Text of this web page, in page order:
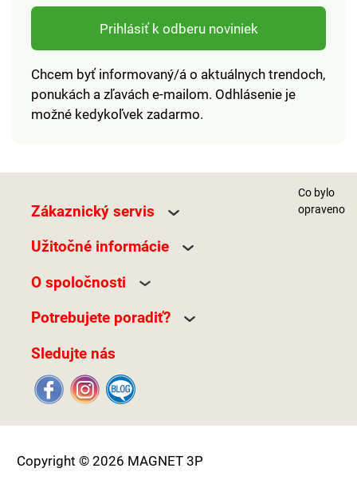
Prihlásiť k odberu noviniek
Chcem byť informovaný/á o aktuálnych trendoch,
ponukách a zľavách e-mailom. Odhlásenie je
možné kedykoľvek zadarmo.
Zákaznický servis
Užitočné informácie
O spoločnosti
Potrebujete poradiť?
Sledujte nás
Co bylo
opraveno
Copyright © 2026 MAGNET 3P